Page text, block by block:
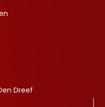
Dreef